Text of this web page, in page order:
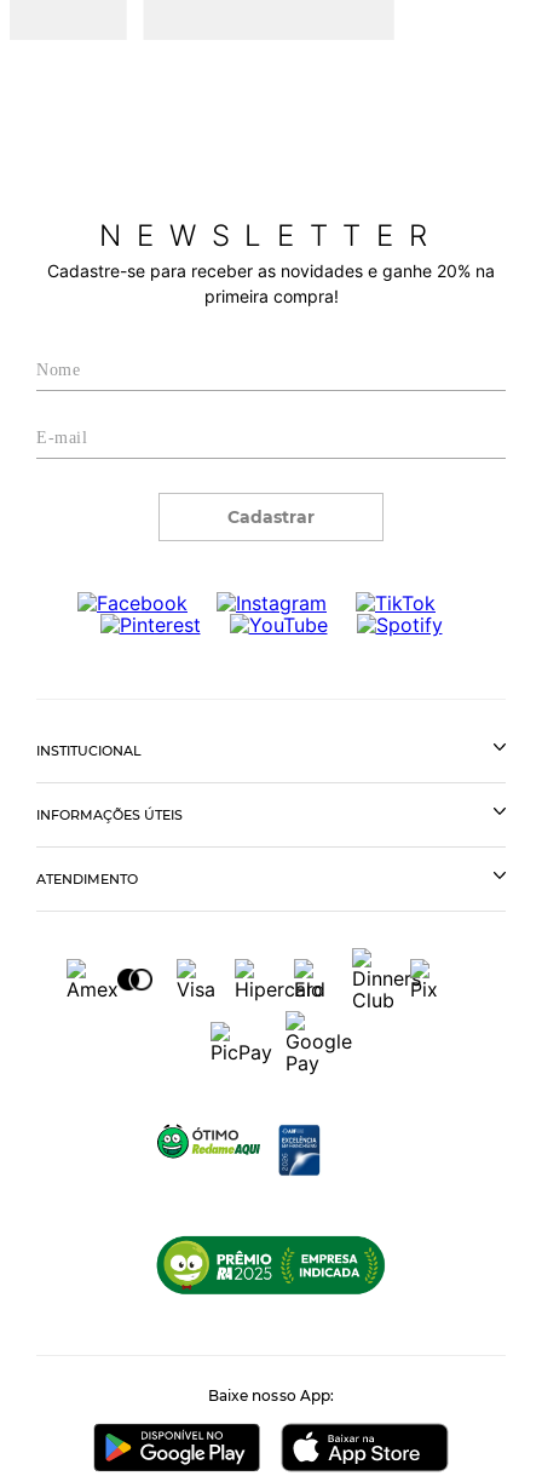
NEWSLETTER
Cadastre-se para receber as novidades e ganhe 20% na
primeira compra!
Cadastrar
INSTITUCIONAL
INFORMAÇÕES ÚTEIS
ATENDIMENTO
Baixe nosso App: